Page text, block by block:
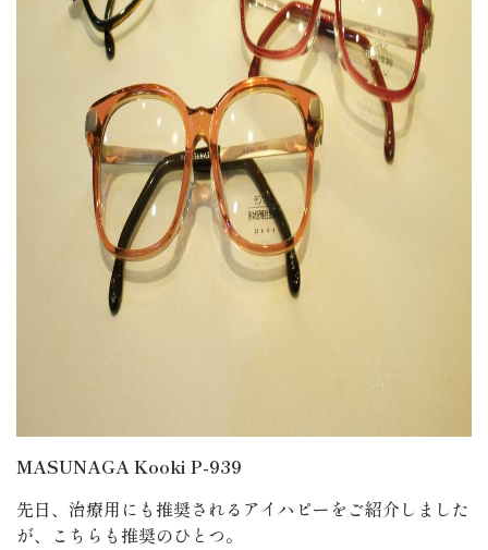
MASUNAGA Kooki P-939
先日、治療用にも推奨されるアイハピーをご紹介しました
が、こちらも推奨のひとつ。